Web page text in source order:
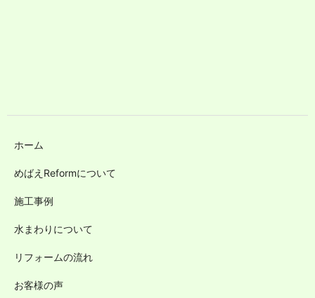
ホーム
めばえReformについて
施工事例
水まわりについて
リフォームの流れ
お客様の声